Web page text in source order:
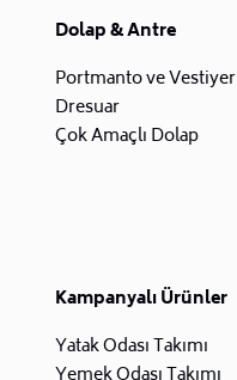
Dolap & Antre
Portmanto ve Vestiyer
Dresuar
Çok Amaçlı Dolap
Kampanyalı Ürünler
Yatak Odası Takımı